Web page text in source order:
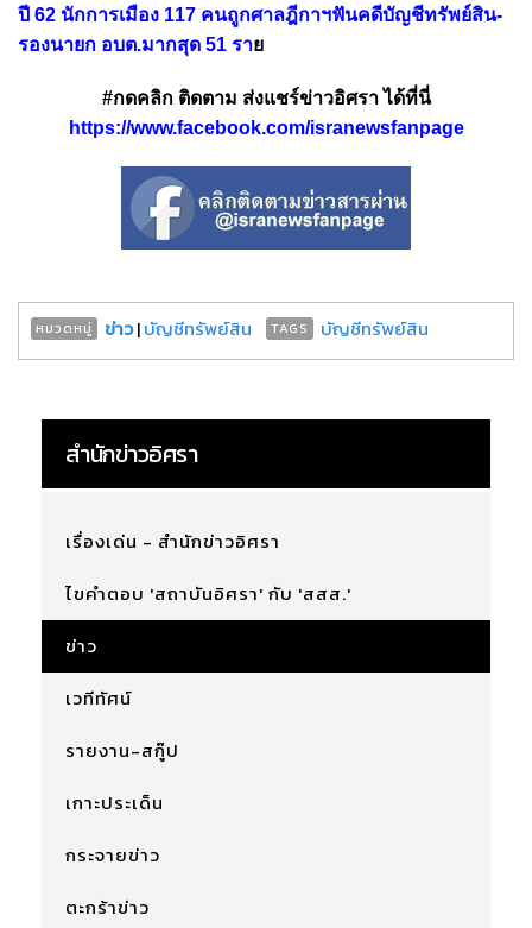
ปี 62 นักการเมือง 117 คนถูกศาลฎีกาฯฟันคดีบัญชีทรัพย์สิน-
รองนายก อบต.มากสุด 51 ราย
#กดคลิก ติดตาม ส่งแชร์ข่าวอิศรา ได้ที่นี่
https://www.facebook.com/isranewsfanpage
หมวดหมู่ ข่าว|บัญชีทรัพย์สิน TAGS บัญชีทรัพย์สิน
สำนักข่าวอิศรา
เรื่องเด่น - สำนักข่าวอิศรา
ไขคำตอบ 'สถาบันอิศรา' กับ 'สสส.'
ข่าว
เวทีทัศน์
รายงาน-สกู๊ป
เกาะประเด็น
กระจายข่าว
ตะกร้าข่าว